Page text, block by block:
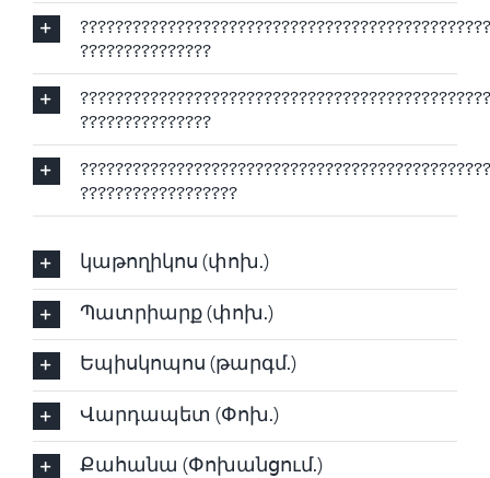
???????????????
???????????????
??????????????????
կաթողիկոս (փոխ.)
Պատրիարք (փոխ.)
Եպիսկոպոս (թարգմ.)
Վարդապետ (Փոխ.)
Քահանա (Փոխանցում.)